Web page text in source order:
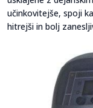
učinkovitejše, spoji
hitrejši in bolj